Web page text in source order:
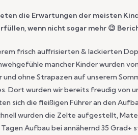
die Erwartungen der meisten
wenn nicht sogar mehr 😉
frisch auffrisierten & lackierten
mancher Kinder wurden
und ohne Strapazen auf unserem
Dort wurden wir bereits freudig von
sich die fleißigen Führer an den
wurden die Zelte aufgestellt,
Aufbau bei annähernd 35 Grad+